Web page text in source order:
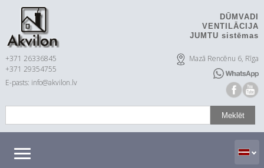
DŪMVADI
VENTILĀCIJA
JUMTU sistēmas
+371 26336845
+371 29354755
E-pasts: info@akvilon.lv
Mazā Rencēnu 6, Rīga